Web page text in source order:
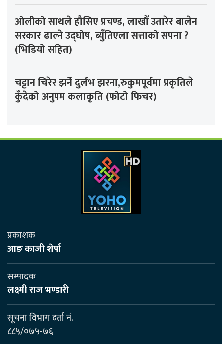
ओलीको साथले हौसिए प्रचण्ड, लाखौँ उतारेर बालेन
सरकार ढाल्ने उद्घोष, ब्युँतिएला सत्ताको सपना ?
(भिडियो सहित)
चट्टान चिरेर झर्ने दुर्लभ झरना,रुकुमपूर्वमा प्रकृतिले
कुँदेको अनुपम कलाकृति (फोटो फिचर)
प्रकाशक
आङ काजी शेर्पा
सम्पादक
लक्ष्मी राज भण्डारी
सूचना विभाग दर्ता नं.
८८५/०७५-७६